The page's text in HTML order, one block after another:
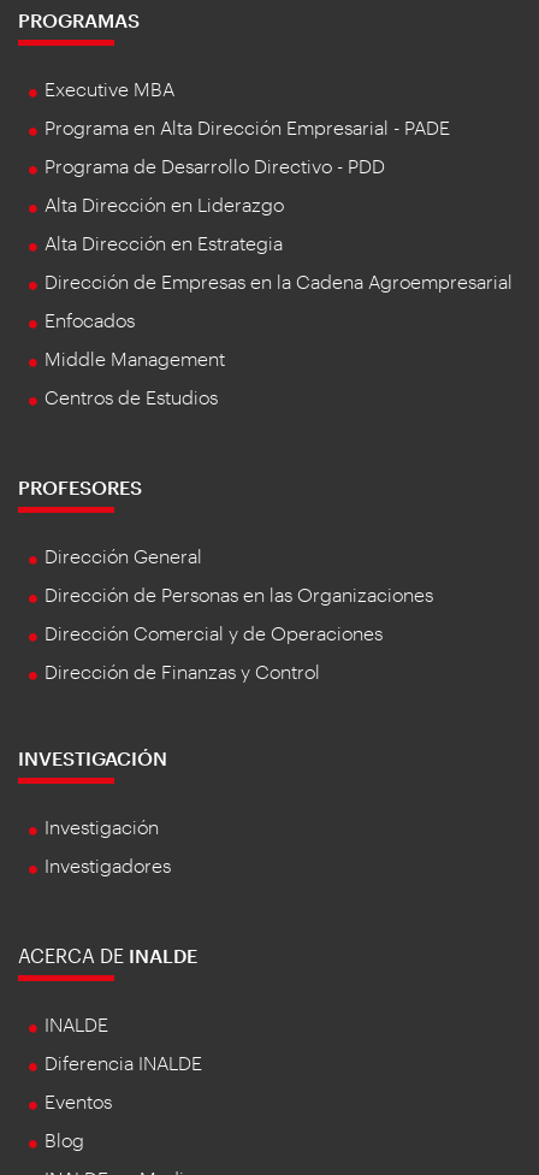
PROGRAMAS
Executive MBA
Programa en Alta Dirección Empresarial - PADE
Programa de Desarrollo Directivo - PDD
Alta Dirección en Liderazgo
Alta Dirección en Estrategia
Dirección de Empresas en la Cadena Agroempresarial
Enfocados
Middle Management
Centros de Estudios
PROFESORES
Dirección General
Dirección de Personas en las Organizaciones
Dirección Comercial y de Operaciones
Dirección de Finanzas y Control
INVESTIGACIÓN
Investigación
Investigadores
ACERCA DE INALDE
INALDE
Diferencia INALDE
Eventos
Blog